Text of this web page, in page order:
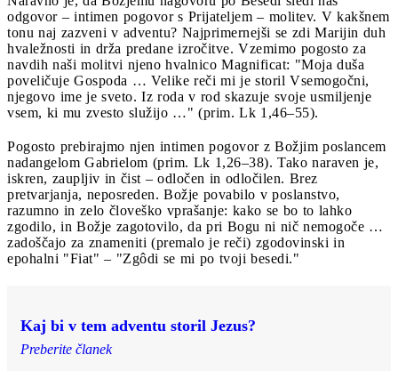
odgovor – intimen pogovor s Prijateljem – molitev. V kakšnem
tonu naj zazveni v adventu? Najprimernejši se zdi Marijin duh
hvaležnosti in drža predane izročitve. Vzemimo pogosto za
navdih naši molitvi njeno hvalnico Magnificat: "Moja duša
poveličuje Gospoda … Velike reči mi je storil Vsemogočni,
njegovo ime je sveto. Iz roda v rod skazuje svoje usmiljenje
vsem, ki mu zvesto služijo …" (prim. Lk 1,46–55).
Pogosto prebirajmo njen intimen pogovor z Božjim poslancem
nadangelom Gabrielom (prim. Lk 1,26–38). Tako naraven je,
iskren, zaupljiv in čist – odločen in odločilen. Brez
pretvarjanja, neposreden. Božje povabilo v poslanstvo,
razumno in zelo človeško vprašanje: kako se bo to lahko
zgodilo, in Božje zagotovilo, da pri Bogu ni nič nemogoče …
zadoščajo za znameniti (premalo je reči) zgodovinski in
epohalni "Fiat" – "Zgôdi se mi po tvoji besedi."
Kaj bi v tem adventu storil Jezus?
Preberite članek